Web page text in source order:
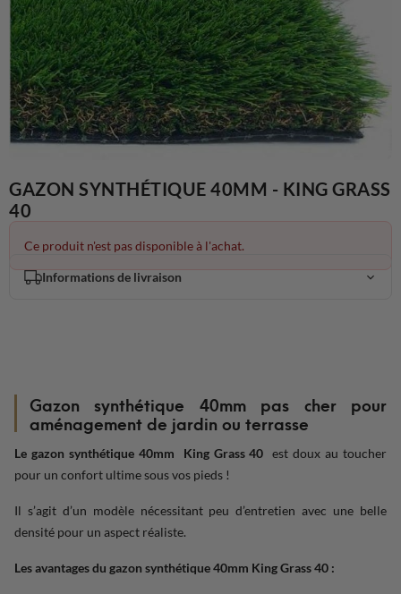
GAZON SYNTHÉTIQUE 40MM - KING GRASS
40
Ce produit n'est pas disponible à l'achat.
Informations de livraison
Gazon synthétique 40mm pas cher pour
aménagement de jardin ou terrasse
Le gazon synthétique 40mm King Grass 40 est doux au toucher
pour un confort ultime sous vos pieds !
Il s’agit d’un modèle nécessitant peu d’entretien avec une belle
densité pour un aspect réaliste.
Les avantages du gazon synthétique 40mm King Grass 40 :